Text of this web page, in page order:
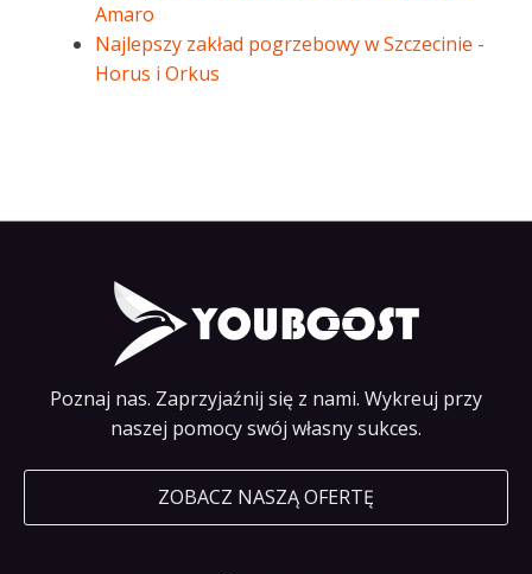
Amaro
Najlepszy zakład pogrzebowy w Szczecinie -
Horus i Orkus
Poznaj nas. Zaprzyjaźnij się z nami. Wykreuj przy
naszej pomocy swój własny sukces.
ZOBACZ NASZĄ OFERTĘ